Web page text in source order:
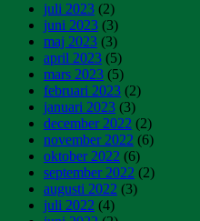
juli 2023 (2)
juni 2023 (3)
maj 2023 (3)
april 2023 (5)
mars 2023 (5)
februari 2023 (2)
januari 2023 (3)
december 2022 (2)
november 2022 (6)
oktober 2022 (6)
september 2022 (2)
augusti 2022 (3)
juli 2022 (4)